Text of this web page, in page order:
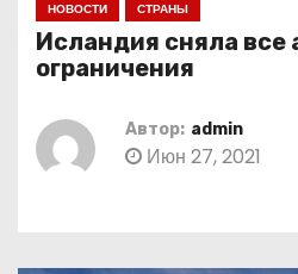
НОВОСТИ СТРАНЫ
Исландия сняла
ограничения
Автор: admin
Июн 27, 2021